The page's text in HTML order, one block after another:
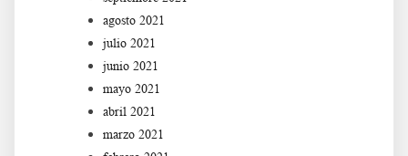
agosto 2021
julio 2021
junio 2021
mayo 2021
abril 2021
marzo 2021